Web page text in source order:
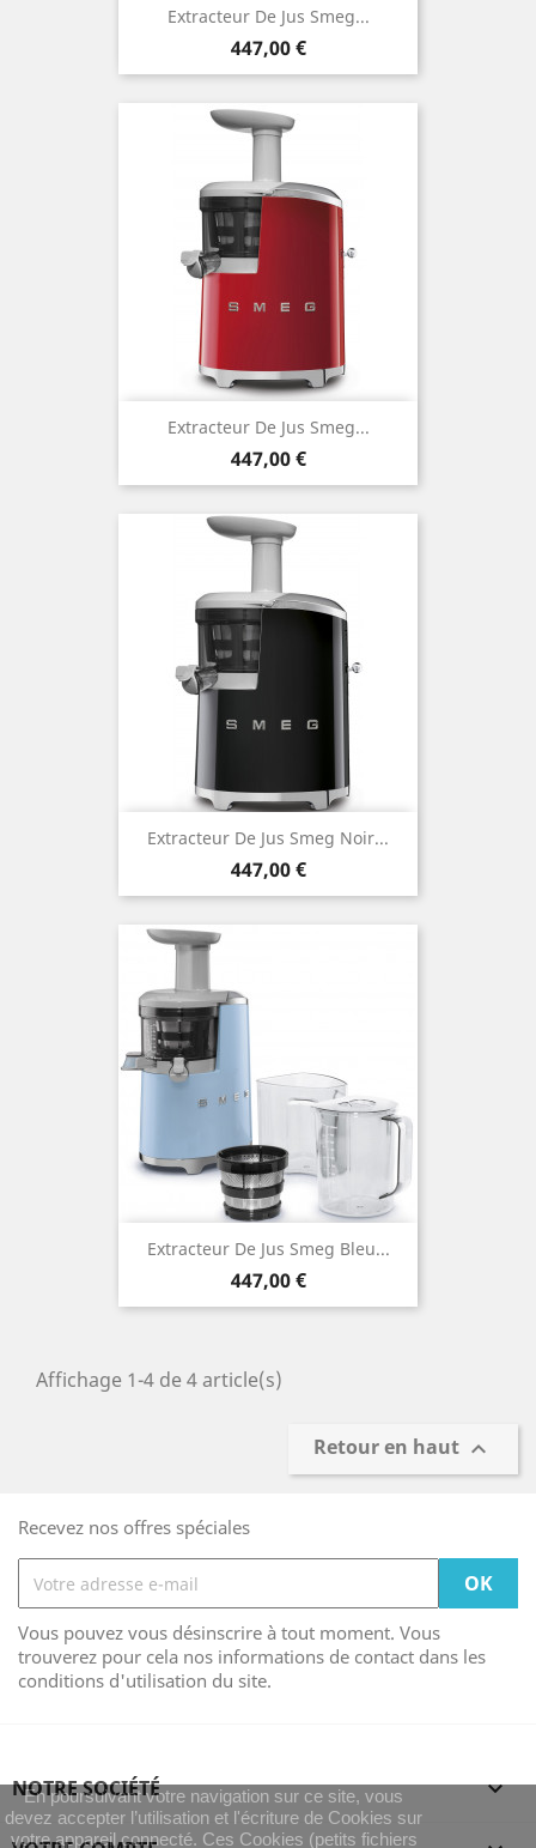
Extracteur De Jus Smeg...
Prix
447,00 €
Extracteur De Jus Smeg...
Prix
447,00 €
Extracteur De Jus Smeg Noir...
Prix
447,00 €
Extracteur De Jus Smeg Bleu...
Prix
447,00 €
Affichage 1-4 de 4 article(s)
Retour en haut 
Recevez nos offres spéciales
Vous pouvez vous désinscrire à tout moment. Vous
trouverez pour cela nos informations de contact dans les
conditions d'utilisation du site.
NOTRE SOCIÉTÉ 
En poursuivant votre navigation sur ce site, vous
devez accepter l’utilisation et l'écriture de Cookies sur
votre appareil connecté. Ces Cookies (petits fichiers